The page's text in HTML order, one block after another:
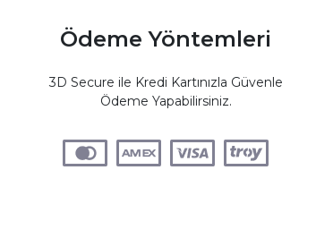
Ödeme Yöntemleri
3D Secure ile Kredi Kartınızla Güvenle
Ödeme Yapabilirsiniz.